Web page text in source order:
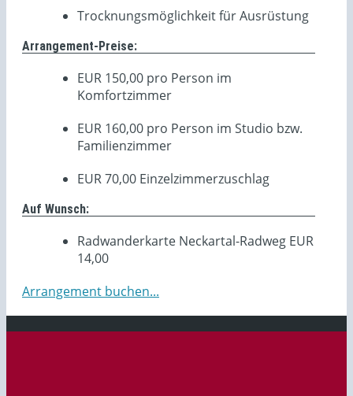
Trocknungsmöglichkeit für Ausrüstung
Arrangement-Preise:
EUR 150,00 pro Person im
Komfortzimmer
EUR 160,00 pro Person im Studio bzw.
Familienzimmer
EUR 70,00 Einzelzimmerzuschlag
Auf Wunsch:
Radwanderkarte Neckartal-Radweg EUR
14,00
Arrangement buchen...